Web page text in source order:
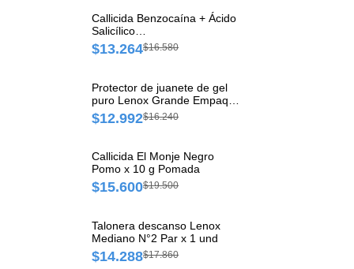
Callicida Benzocaína + Ácido
Salicílico
1.25g/100g/12.5g/100 g
Cabuchi Solución x 8 g
$13.264$16.580
Protector de juanete de gel
puro Lenox Grande Empaque
x 2 und
$12.992$16.240
Callicida El Monje Negro
Pomo x 10 g Pomada
$15.600$19.500
Talonera descanso Lenox
Mediano N°2 Par x 1 und
$14.288$17.860